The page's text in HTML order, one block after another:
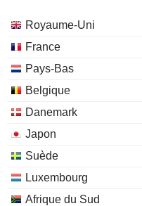
Royaume-Uni
France
Pays-Bas
Belgique
Danemark
Japon
Suède
Luxembourg
Afrique du Sud